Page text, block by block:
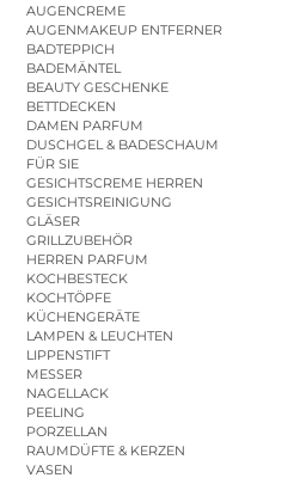
AUGENCREME
AUGENMAKEUP ENTFERNER
BADTEPPICH
BADEMÄNTEL
BEAUTY GESCHENKE
BETTDECKEN
DAMEN PARFUM
DUSCHGEL & BADESCHAUM
FÜR SIE
GESICHTSCREME HERREN
GESICHTSREINIGUNG
GLÄSER
GRILLZUBEHÖR
HERREN PARFUM
KOCHBESTECK
KOCHTÖPFE
KÜCHENGERÄTE
LAMPEN & LEUCHTEN
LIPPENSTIFT
MESSER
NAGELLACK
PEELING
PORZELLAN
RAUMDÜFTE & KERZEN
VASEN